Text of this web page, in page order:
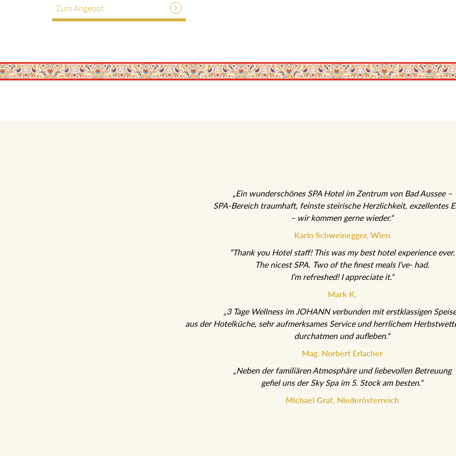
SPA-Bereich traumhaft, feinste steirische Herzlichkeit, exzellentes
– wir kommen gerne wieder.“
Karin Schweinegger, Wien
“Thank you Hotel staff! This was my best hotel experience ever.
The nicest SPA. Two of the finest meals I’ve- had.
I’m refreshed! I appreciate it.“
Mark K.
aus der Hotelküche, sehr aufmerksames Service und herrlichem Herbstwetter
durchatmen und aufleben.“
„Neben der familiären Atmosphäre und liebevollen Betreuung
gefiel uns der Sky Spa im 5. Stock am besten.“
Michael Graf, Niederösterreich